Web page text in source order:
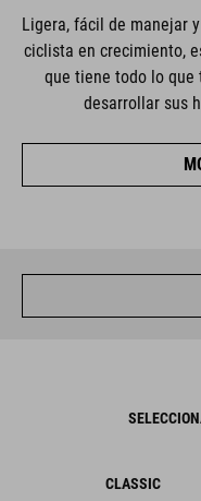
Ligera, fácil de manejar
ciclista en crecimiento,
que tiene todo lo que
desarrollar sus
CLASSIC